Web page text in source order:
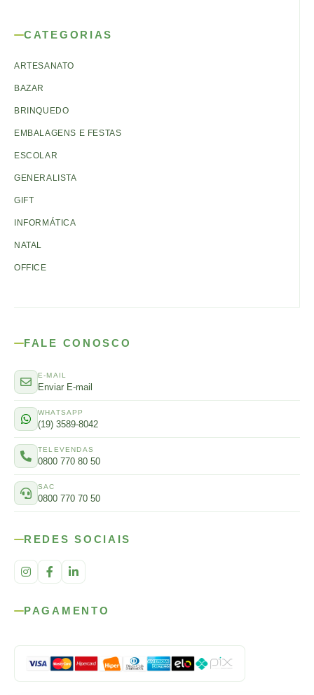
CATEGORIAS
ARTESANATO
BAZAR
BRINQUEDO
EMBALAGENS E FESTAS
ESCOLAR
GENERALISTA
GIFT
INFORMÁTICA
NATAL
OFFICE
FALE CONOSCO
E-MAIL
Enviar E-mail
WHATSAPP
(19) 3589-8042
TELEVENDAS
0800 770 80 50
SAC
0800 770 70 50
REDES SOCIAIS
PAGAMENTO